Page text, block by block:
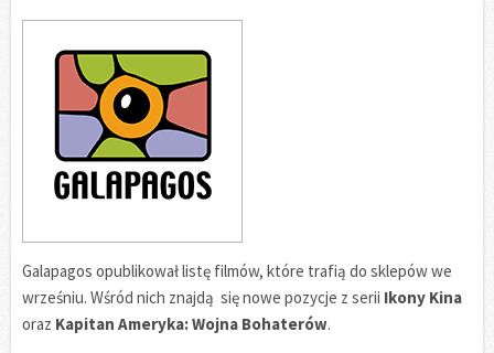
Galapagos opublikował listę filmów, które trafią do sklepów we
wrześniu. Wśród nich znajdą się nowe pozycje z serii Ikony Kina
oraz Kapitan Ameryka: Wojna Bohaterów.